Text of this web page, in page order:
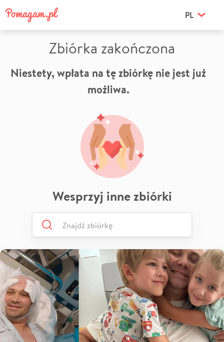
PL
Zbiórka zakończona
Niestety, wpłata na tę zbiórkę nie jest już
możliwa.
Wesprzyj inne zbiórki